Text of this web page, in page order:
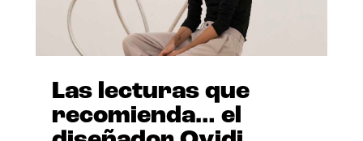
Las lecturas que
recomienda… el